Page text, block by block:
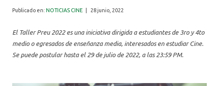
Publicado en: NOTICIAS CINE 28 junio, 2022
El Taller Preu 2022 es una iniciativa dirigida a estudiantes de 3ro y 4to
medio o egresados de enseñanza media, interesados en estudiar Cine.
Se puede postular hasta el 29 de julio de 2022, a las 23:59 PM.